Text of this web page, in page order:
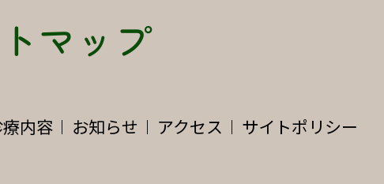
マップ
内容 お知らせ アクセス サイトポリシー